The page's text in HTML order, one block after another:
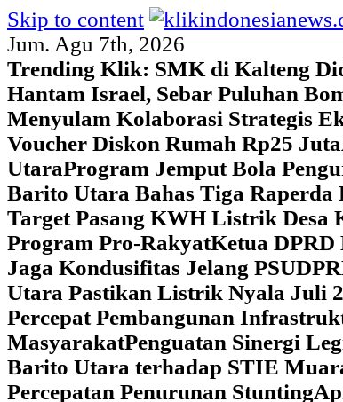
Skip to content
Jum. Agu 7th, 2026
Trending Klik: SMK di Kalteng
Hantam Israel, Sebar Puluhan
Menyulam Kolaborasi Strategis
Voucher Diskon Rumah Rp25 Juta
UtaraProgram Jemput Bola
Barito Utara Bahas Tiga
Target Pasang KWH Listrik Desa
Program Pro-RakyatKetua
Jaga Kondusifitas Jelang PSU
Utara Pastikan Listrik Nyala Juli
Percepat Pembangunan
MasyarakatPenguatan Sinergi
Barito Utara terhadap STIE
Percepatan Penurunan Stunting